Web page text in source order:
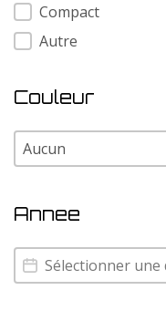
Compact
Autre
Couleur
Couleur
Couleur
Annee
Annee
Annee